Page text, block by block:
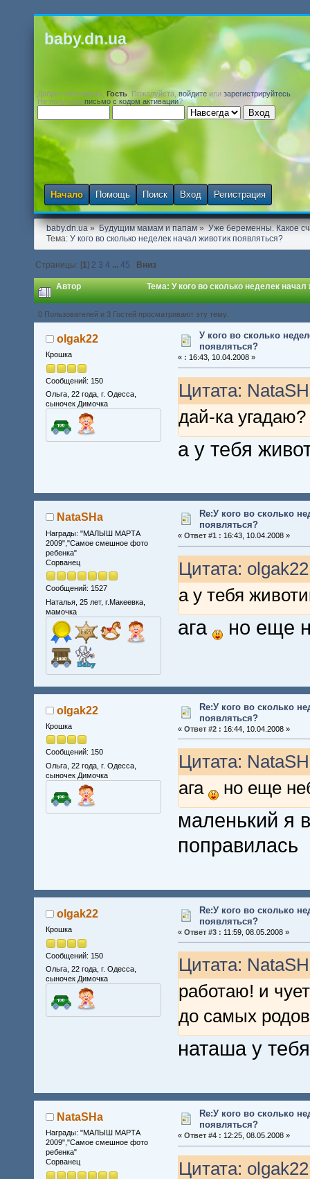
baby.dn.ua
Добро пожаловать, Гость . Пожалуйста,войдите или зарегистрируйтесь
Не получили письмо с кодом активации?
Начало Помощь Поиск Вход Регистрация
baby.dn.ua» Будущим мамам и папам» Уже беременны. Какое
Тема: У кого во сколько неделек начал животик появляться?
Страницы: [1] 2 3 4 ... 45 Вниз
Автор Тема: У кого во сколько неделек
0 Пользователей и 3 Гостей просматривают эту тему.
olgak22
Крошка
Сообщений: 150
Ольга, 22 года, г. Одесса,
сыночек Димочка
У кого во сколько
появляться?
« : 16:43, 10.04.2008 »
Цитата:
дай-ка
а у тебя
NataSHa
Награды: "МАЛЫШ МАРТА
2009","Самое смешное фото
ребенка"
Сорванец
Сообщений: 1527
Наталья, 25 лет, г.Макеевка,
мамочка
Re:У кого во сколько
появляться?
« Ответ #1 : 16:43, 10.04.2008 »
Цитата:
а у тебя
ага но еще
olgak22
Крошка
Сообщений: 150
Ольга, 22 года, г. Одесса,
сыночек Димочка
Re:У кого во сколько
появляться?
« Ответ #2 : 16:44, 10.04.2008 »
Цитата:
ага но еще
маленький я
поправилась
olgak22
Крошка
Сообщений: 150
Ольга, 22 года, г. Одесса,
сыночек Димочка
Re:У кого во сколько
появляться?
« Ответ #3 : 11:59, 08.05.2008 »
Цитата:
работаю! и
до самых
наташа у
NataSHa
Награды: "МАЛЫШ МАРТА
2009","Самое смешное фото
ребенка"
Сорванец
Re:У кого во сколько
появляться?
« Ответ #4 : 12:25, 08.05.2008 »
Цитата: